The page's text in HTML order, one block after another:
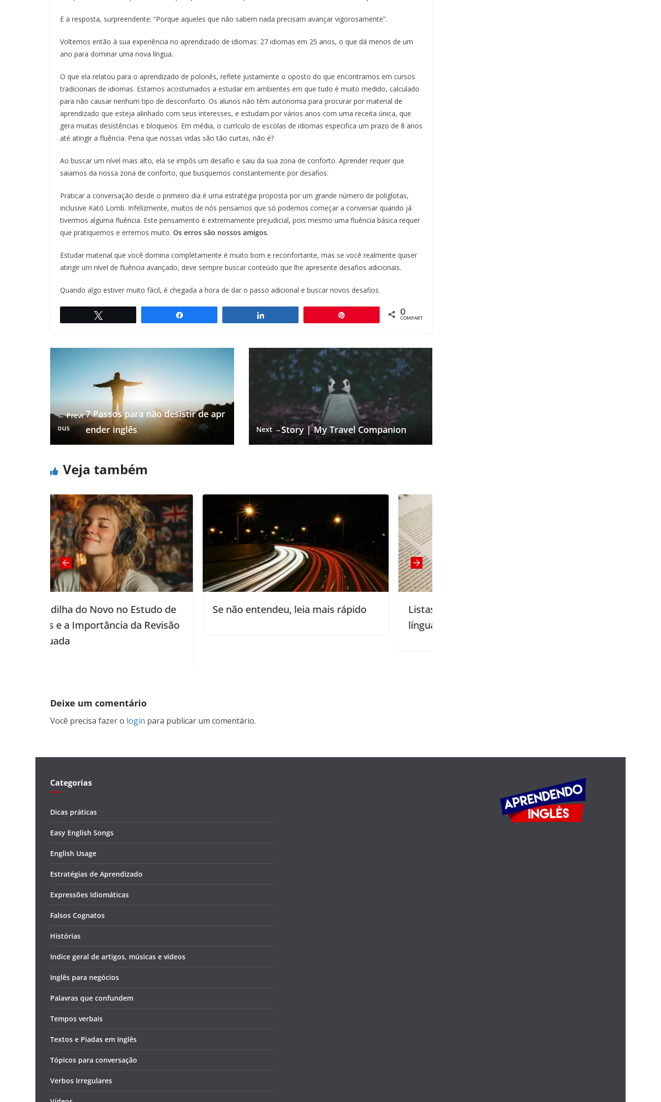
E a resposta, surpreendente: “Porque aqueles que não sabem nada precisam avançar vigorosamente”.
Voltemos então à sua experiência no aprendizado de idiomas: 27 idiomas em 25 anos, o que dá menos de um
ano para dominar uma nova língua.
O que ela relatou para o aprendizado de polonês, reflete justamente o oposto do que encontramos em cursos
tradicionais de idiomas. Estamos acostumados a estudar em ambientes em que tudo é muito medido, calculado
para não causar nenhum tipo de desconforto. Os alunos não têm autonomia para procurar por material de
aprendizado que esteja alinhado com seus interesses, e estudam por vários anos com uma receita única, que
gera muitas desistências e bloqueios. Em média, o currículo de escolas de idiomas especifica um prazo de 8 anos
até atingir a fluência. Pena que nossas vidas são tão curtas, não é?
Ao buscar um nível mais alto, ela se impôs um desafio e saiu da sua zona de conforto. Aprender requer que
saiamos da nossa zona de conforto, que busquemos constantemente por desafios.
Praticar a conversação desde o primeiro dia é uma estratégia proposta por um grande número de poliglotas,
inclusive Kató Lomb. Infelizmente, muitos de nós pensamos que só podemos começar a conversar quando já
tivermos alguma fluência. Este pensamento é extremamente prejudicial, pois mesmo uma fluência básica requer
que pratiquemos e erremos muito. Os erros são nossos amigos.
Estudar material que você domina completamente é muito bom e reconfortante, mas se você realmente quiser
atingir um nível de fluência avançado, deve sempre buscar conteúdo que lhe apresente desafios adicionais.
Quando algo estiver muito fácil, é chegada a hora de dar o passo adicional e buscar novos desafios.
0
COMPART.
← Previ
ous
7 Passos para não desistir de apr
ender inglês
Next →Story | My Travel Companion
Veja também
no Estudo de
da Revisão
Se não entendeu, leia mais rápido
Listas de frequência de palavras da
Deixe um comentário
Você precisa fazer o login para publicar um comentário.
Categorias
Dicas práticas
Easy English Songs
English Usage
Estratégias de Aprendizado
Expressões Idiomáticas
Falsos Cognatos
Histórias
Indice geral de artigos, músicas e vídeos
Inglês para negócios
Palavras que confundem
Tempos verbais
Textos e Piadas em Inglês
Tópicos para conversação
Verbos Irregulares